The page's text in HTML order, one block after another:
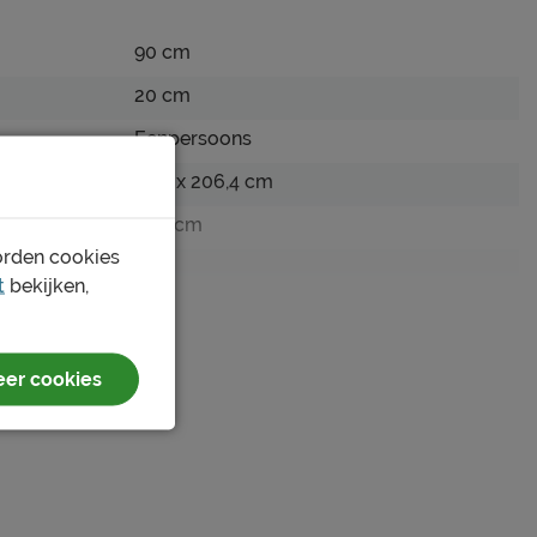
90 cm
20 cm
Eenpersoons
94,6 x 206,4 cm
200 cm
cookies
bekijken,
cookies